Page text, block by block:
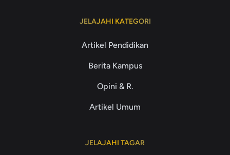
JELAJAHI KATEGORI
Artikel Pendidikan
Berita Kampus
Opini & R.
Artikel Umum
JELAJAHI TAGAR